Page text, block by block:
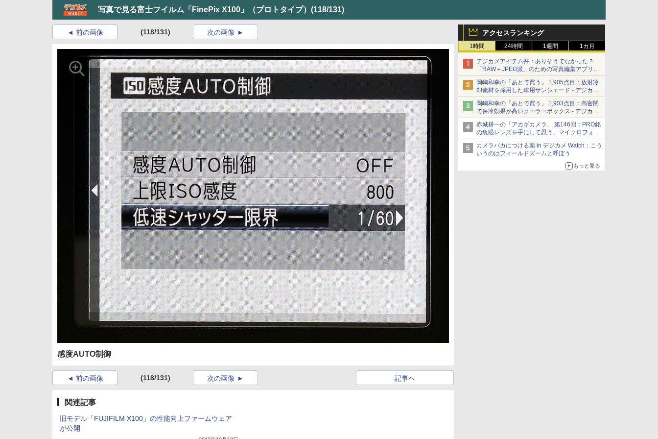
写真で見る富士フイルム「FinePix X100」（プロトタイプ） (118/131)
アクセスランキング
1時間 24時間 1週間 1カ月
デジカメアイテム丼：ありそうでなかった？
「RAW＋JPEG派」のための写真編集アプリ
カメラデフォルトのJPEGを大切にする
「Filmator」
岡嶋和幸の「あとで買う」 1,905点目：放射冷
却素材を採用した車用サンシェード - デジカメ
Watch
岡嶋和幸の「あとで買う」 1,903点目：高密閉
で保冷効果が高いクーラーボックス - デジカメ
Watch
赤城耕一の「アカギカメラ」 第146回：PRO銘
の魚眼レンズを手にして思う、マイクロフォー
サーズへの期待と可能性
カメラバカにつける薬 in デジカメ Watch：こう
いうのはフィールドズームと呼ぼう
もっと見る
前の画像 (118/131) 次の画像
感度AUTO制御
前の画像 (118/131) 記事へ
次の画像
関連記事
旧モデル「FUJIFILM X100」の性能向上ファームウェア
が公開